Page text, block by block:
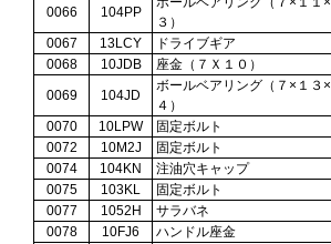
0066
104PP
３）
0067
13LCY ドライブギア
0068
10JDB 座金（７Ｘ１０）
0069
104JD
ボールベアリング（７×１３×
４）
0070
10LPW 固定ボルト
0072
10M2J 固定ボルト
0074
104KN 注油穴キャップ
0075
103KL 固定ボルト
0077
1052H サラバネ
0078
10FJ6 ハンドル座金